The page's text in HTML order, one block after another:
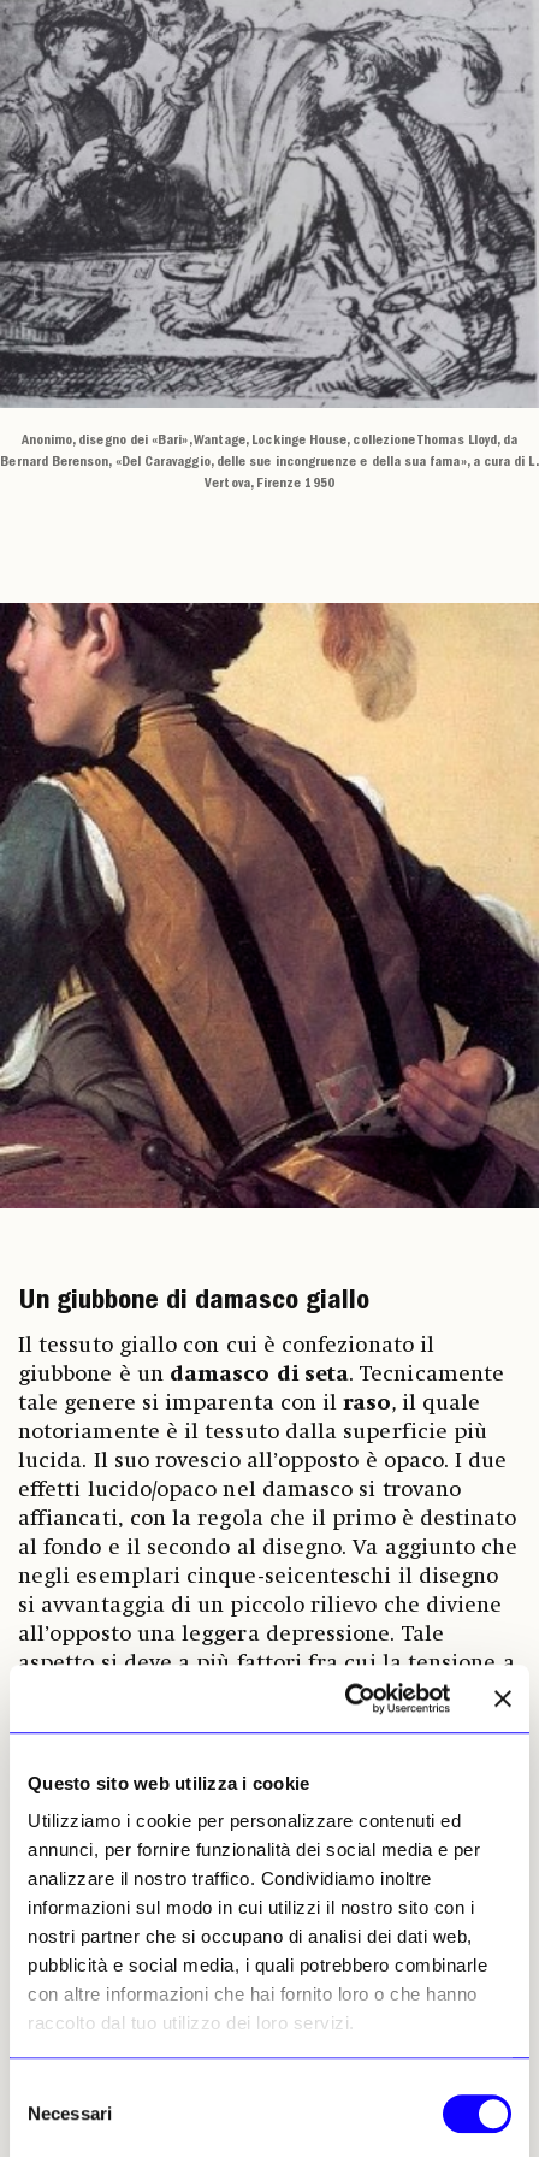
Questo sito web utilizza i cookie
Utilizziamo i cookie per personalizzare contenuti ed
annunci, per fornire funzionalità dei social media e per
analizzare il nostro traffico. Condividiamo inoltre
informazioni sul modo in cui utilizzi il nostro sito con i
nostri partner che si occupano di analisi dei dati web,
pubblicità e social media, i quali potrebbero combinarle
con altre informazioni che hai fornito loro o che hanno
raccolto dal tuo utilizzo dei loro servizi.
delNecessari
Anonimo, disegno dei «Bari», Wantage, Lockinge House, collezione Thomas Lloyd, da
Bernard Berenson, «Del Caravaggio, delle sue incongruenze e della sua fama», a cura di L.
Vertova, Firenze 1950
Un giubbone di damasco giallo
Il tessuto giallo con cui è confezionato il
giubbone è un damasco di seta. Tecnicamente
tale genere si imparenta con ilraso, il quale
notoriamente è il tessuto dalla superficie più
lucida. Il suo rovescio all’opposto è opaco. I due
effetti lucido/opaco nel damasco si trovano
affiancati, con la regola che il primo è destinato
al fondo e il secondo al disegno. Va aggiunto che
negli esemplari cinque-seicenteschi il disegno
si avvantaggia di un piccolo rilievo che diviene
all’opposto una leggera depressione. Tale
aspetto si deve a più fattori fra cui la tensione a
telaio tra i fili d’ordito e la trama (all’incirca, al
centimetro: 140 fili d’ordito per 40 inserzioni di
della loro bellezza, viene meno, se
All’epoca la gran parte dei tessuti per la
confezione del vestiario non erano lavabili, solo
smacchiabili. Ma il damasco offriva una seconda
possibilità: poiché il rovescio è il negativo del
dritto, lo si può rivoltare. Le testimonianze di
questa pratica nel patrimonio di tessili liturgici
sono molto numerose. E, se vediamo bene, lo
stesso dipinto la documenta: nel giubbone solo
indumento composto con porzioni di damasco